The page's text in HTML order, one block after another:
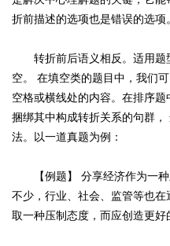
折前描述的选项也是错误的选项。
转折前后语义相反。适用题
空。 在填空类的题目中，我们
空格或横线处的内容。在排序
捆绑其中构成转折关系的句群，
法。以一道真题为例：
【例题】 分享经济作为一种
不少，行业、社会、监管等也
取一种压制态度，而应创造更好